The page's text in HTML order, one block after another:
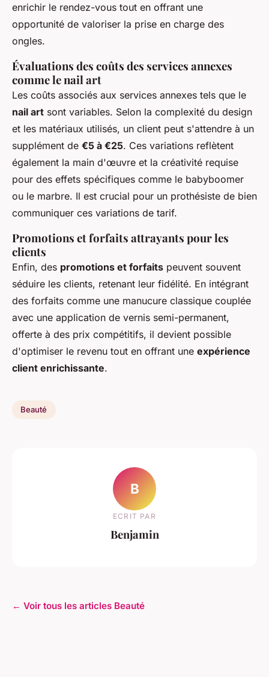
enrichir le rendez-vous tout en offrant une
opportunité de valoriser la prise en charge des
ongles.
Évaluations des coûts des services annexes
comme le nail art
Les coûts associés aux services annexes tels que le
nail art sont variables. Selon la complexité du design
et les matériaux utilisés, un client peut s'attendre à un
supplément de €5 à €25. Ces variations reflètent
également la main d'œuvre et la créativité requise
pour des effets spécifiques comme le babyboomer
ou le marbre. Il est crucial pour un prothésiste de bien
communiquer ces variations de tarif.
Promotions et forfaits attrayants pour les
clients
Enfin, des promotions et forfaits peuvent souvent
séduire les clients, retenant leur fidélité. En intégrant
des forfaits comme une manucure classique couplée
avec une application de vernis semi-permanent,
offerte à des prix compétitifs, il devient possible
d'optimiser le revenu tout en offrant une expérience
client enrichissante.
Beauté
B
ECRIT PAR
Benjamin
← Voir tous les articles Beauté